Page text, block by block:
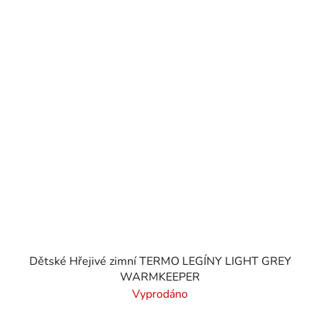
Dětské Hřejivé zimní TERMO LEGÍNY LIGHT GREY
WARMKEEPER
Vyprodáno